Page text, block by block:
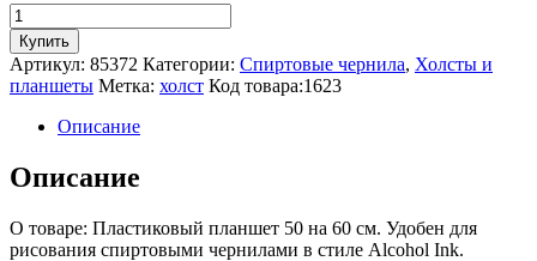
Количество
товара
Пластиковый
планшет
50×60
рисования
спиртовыми
Alcohol
Ink)
Купить
Артикул: 85372 Категории: Спиртовые чернила, Холсты и
планшеты Метка: холст Код товара:1623
Описание
Описание
О товаре: Пластиковый планшет 50 на 60 см. Удобен для
рисования спиртовыми чернилами в стиле Alcohol Ink.